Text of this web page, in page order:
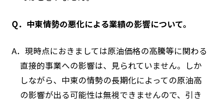
Q．中東情勢の悪化による業績の影響について。
A．現時点におきましては原油価格の高騰等に関わる
直接的事業への影響は、見られていません。しか
しながら、中東の情勢の長期化によっての原油高
の影響が出る可能性は無視できませんので、引き